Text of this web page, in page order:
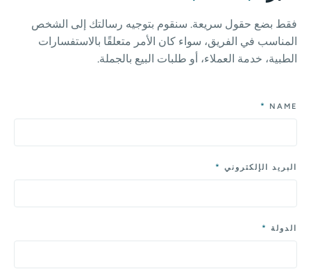
فقط بضع حقول سريعة. سنقوم بتوجيه رسالتك إلى الشخص
المناسب في الفريق، سواء كان الأمر متعلقًا بالاستفسارات
الطبية، خدمة العملاء، أو طلبات البيع بالجملة.
NAME
*
البريد الإلكتروني *
الدولة *